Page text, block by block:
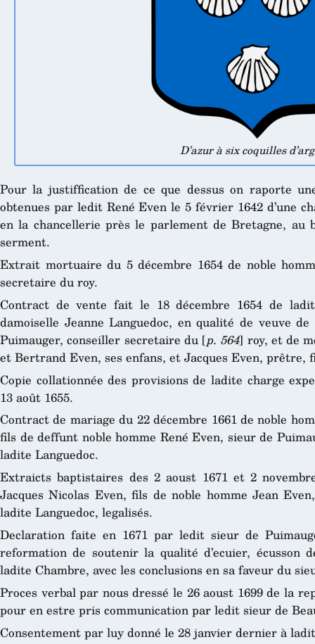
D’azur à six coquilles
Pour la justiffication de ce que dessus on raporte
obtenues par ledit René Even le 5 février 1642 d’une
en la chancellerie près le parlement de Bretagne, au
serment.
Extrait mortuaire du 5 décembre 1654 de noble
secretaire du roy.
Contract de vente fait le 18 décembre 1654 de
damoiselle Jeanne Languedoc, en qualité de veuve
Puimauger, conseiller secretaire du [p. 564] roy, et de
et Bertrand Even, ses enfans, et Jacques Even, prêtre,
Copie collationnée des provisions de ladite charge
13 août 1655.
Contract de mariage du 22 décembre 1661 de noble
fils de deffunt noble homme René Even, sieur de
ladite Languedoc.
Extraicts baptistaires des 2 aoust 1671 et 2
Jacques Nicolas Even, fils de noble homme Jean
ladite Languedoc, legalisés.
Declaration faite en 1671 par ledit sieur de
reformation de soutenir la qualité d’ecuier, écusson
ladite Chambre, avec les conclusions en sa faveur du
Proces verbal par nous dressé le 26 aoust 1699 de la
pour en estre pris communication par ledit sieur de
Consentement par luy donné le 28 janvier dernier à